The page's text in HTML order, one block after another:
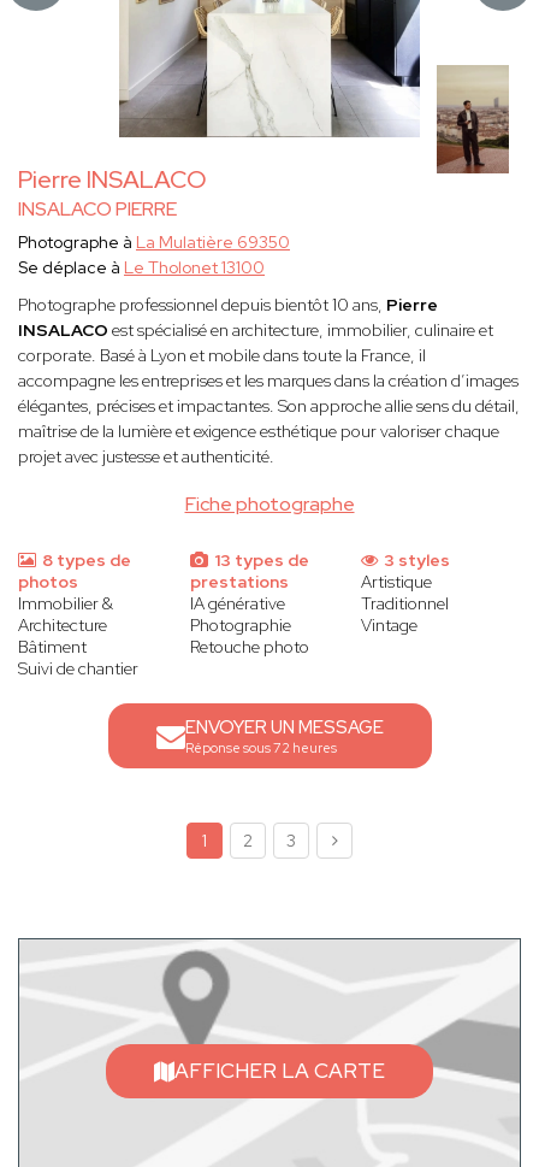
Pierre INSALACO
INSALACO PIERRE
Fiche photographe
Photographe à La Mulatière 69350
Se déplace à Le Tholonet 13100
Photographe professionnel depuis bientôt 10 ans, Pierre
INSALACO est spécialisé en architecture, immobilier, culinaire et
corporate. Basé à Lyon et mobile dans toute la France, il
accompagne les entreprises et les marques dans la création d’images
élégantes, précises et impactantes. Son approche allie sens du détail,
maîtrise de la lumière et exigence esthétique pour valoriser chaque
projet avec justesse et authenticité.
8 types de
photos
Immobilier &
Architecture
Bâtiment
Suivi de chantier
13 types de
prestations
IA générative
Photographie
Retouche photo
3 styles
Artistique
Traditionnel
Vintage
ENVOYER UN MESSAGE
Réponse sous 72 heures
1 2 3
AFFICHER LA CARTE